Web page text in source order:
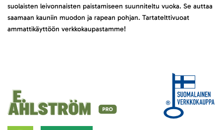
suolaisten leivonnaisten paistamiseen suunniteltu vuoka. Se auttaa
saamaan kauniin muodon ja rapean pohjan. Tartatelttivuoat
ammattikäyttöön verkkokaupastamme!